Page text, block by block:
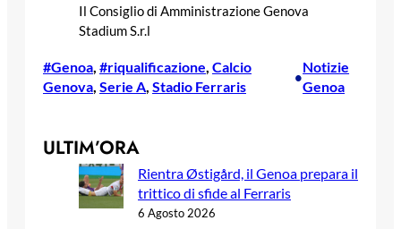
Il Consiglio di Amministrazione Genova
Stadium S.r.l
#Genoa, #riqualificazione, Calcio
Genova, Serie A, Stadio Ferraris
•
Notizie
Genoa
ULTIM’ORA
Rientra Østigård, il Genoa prepara il
trittico di sfide al Ferraris
6 Agosto 2026